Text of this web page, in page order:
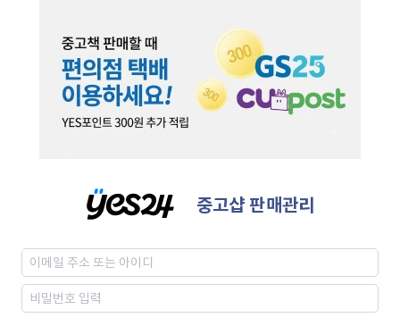
중고샵 판매관리